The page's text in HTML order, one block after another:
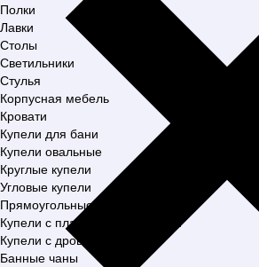
Полки
Лавки
Столы
Светильники
Стулья
Корпусная мебель
Кровати
Купели для бани
Купели овальные
Круглые купели
Угловые купели
Прямоугольные купели
Купели с пластиковой вставкой
Купели с дровяной печью
Банные чаны